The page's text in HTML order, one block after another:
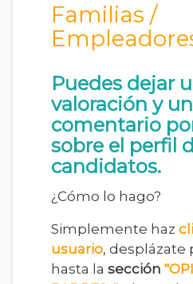
Familias /
Puedes dejar
valoración y un
comentario
sobre el perfil
candidatos.
¿Cómo lo hago?
Simplemente haz
usuario, desplázate
hasta la sección "O